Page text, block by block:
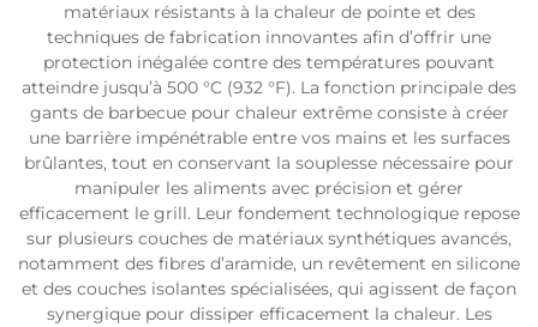
matériaux résistants à la chaleur de pointe et des
techniques de fabrication innovantes afin d’offrir une
protection inégalée contre des températures pouvant
atteindre jusqu’à 500 °C (932 °F). La fonction principale des
gants de barbecue pour chaleur extrême consiste à créer
une barrière impénétrable entre vos mains et les surfaces
brûlantes, tout en conservant la souplesse nécessaire pour
manipuler les aliments avec précision et gérer
efficacement le grill. Leur fondement technologique repose
sur plusieurs couches de matériaux synthétiques avancés,
notamment des fibres d’aramide, un revêtement en silicone
et des couches isolantes spécialisées, qui agissent de façon
synergique pour dissiper efficacement la chaleur. Les